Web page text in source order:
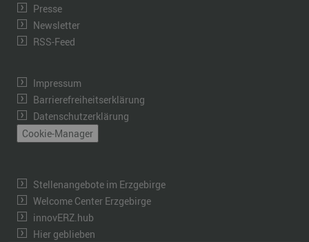
Presse
Newsletter
RSS-Feed
Impressum
Barrierefreiheitserklärung
Datenschutzerklärung
Cookie-Manager
Stellenangebote im Erzgebirge
Welcome Center Erzgebirge
innovERZ.hub
Hier geblieben